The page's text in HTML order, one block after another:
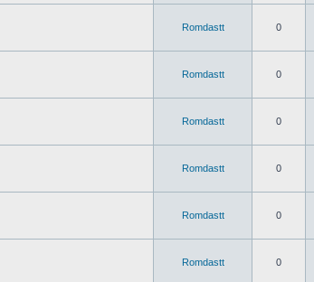
Romdastt 0
Romdastt 0
Romdastt 0
Romdastt 0
Romdastt 0
Romdastt 0